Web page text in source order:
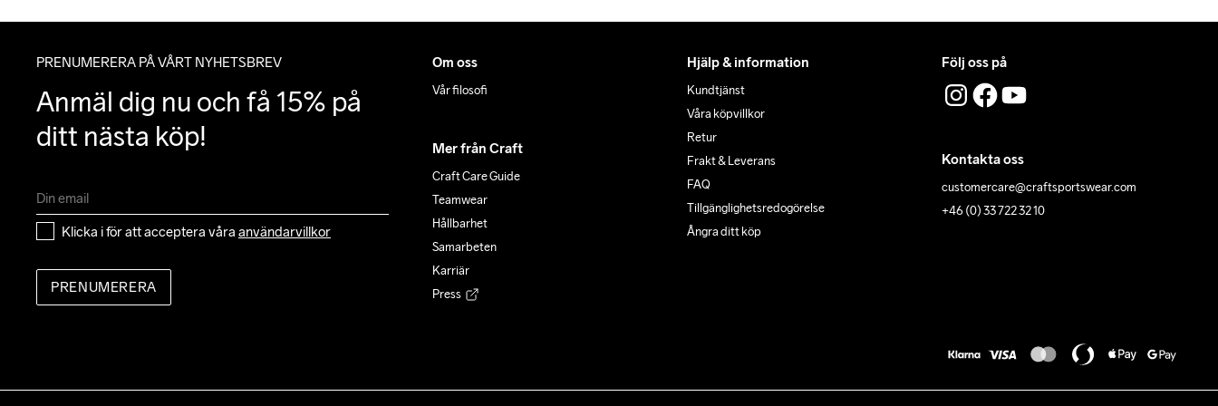
PRENUMERERA PÅ VÅRT NYHETSBREV
Anmäl dig nu och få 15% på
ditt nästa köp!
Klicka i för att acceptera våra användarvillkor
PRENUMERERA
Om oss
Vår filosofi
Mer från Craft
Craft Care Guide
Teamwear
Hållbarhet
Samarbeten
Karriär
Press
Hjälp & information
Kundtjänst
Våra köpvillkor
Retur
Frakt & Leverans
FAQ
Tillgänglighets­redogörelse
Ångra ditt köp
Följ oss på
Kontakta oss
customercare@craftsportswear.com
+46 (0) 33 722 32 10